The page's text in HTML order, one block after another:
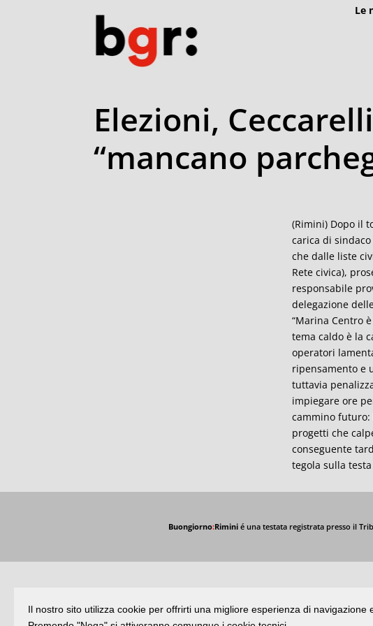
Le
Elezioni,
“mancano
(Rimini) Dopo il
carica di
che dalle liste
Rete civica),
responsabile
delegazione
“Marina Centro
tema caldo è la
operatori
ripensamento e
tuttavia
impiegare ore
cammino futuro:
progetti che
conseguente
tegola sulla
Buongiorno:Riminié una testata registrata presso il
Il nostro sito utilizza cookie per offrirti una migliore esperienza di navigazione